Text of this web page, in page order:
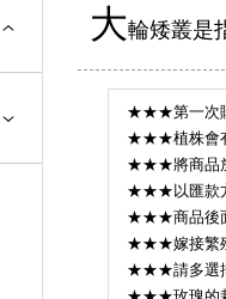
大輪矮叢是
★★★第一次
★★★植株會有
★★★將商品放
★★★以匯款方
★★★商品後
★★★嫁接繁殖
★★★請多選